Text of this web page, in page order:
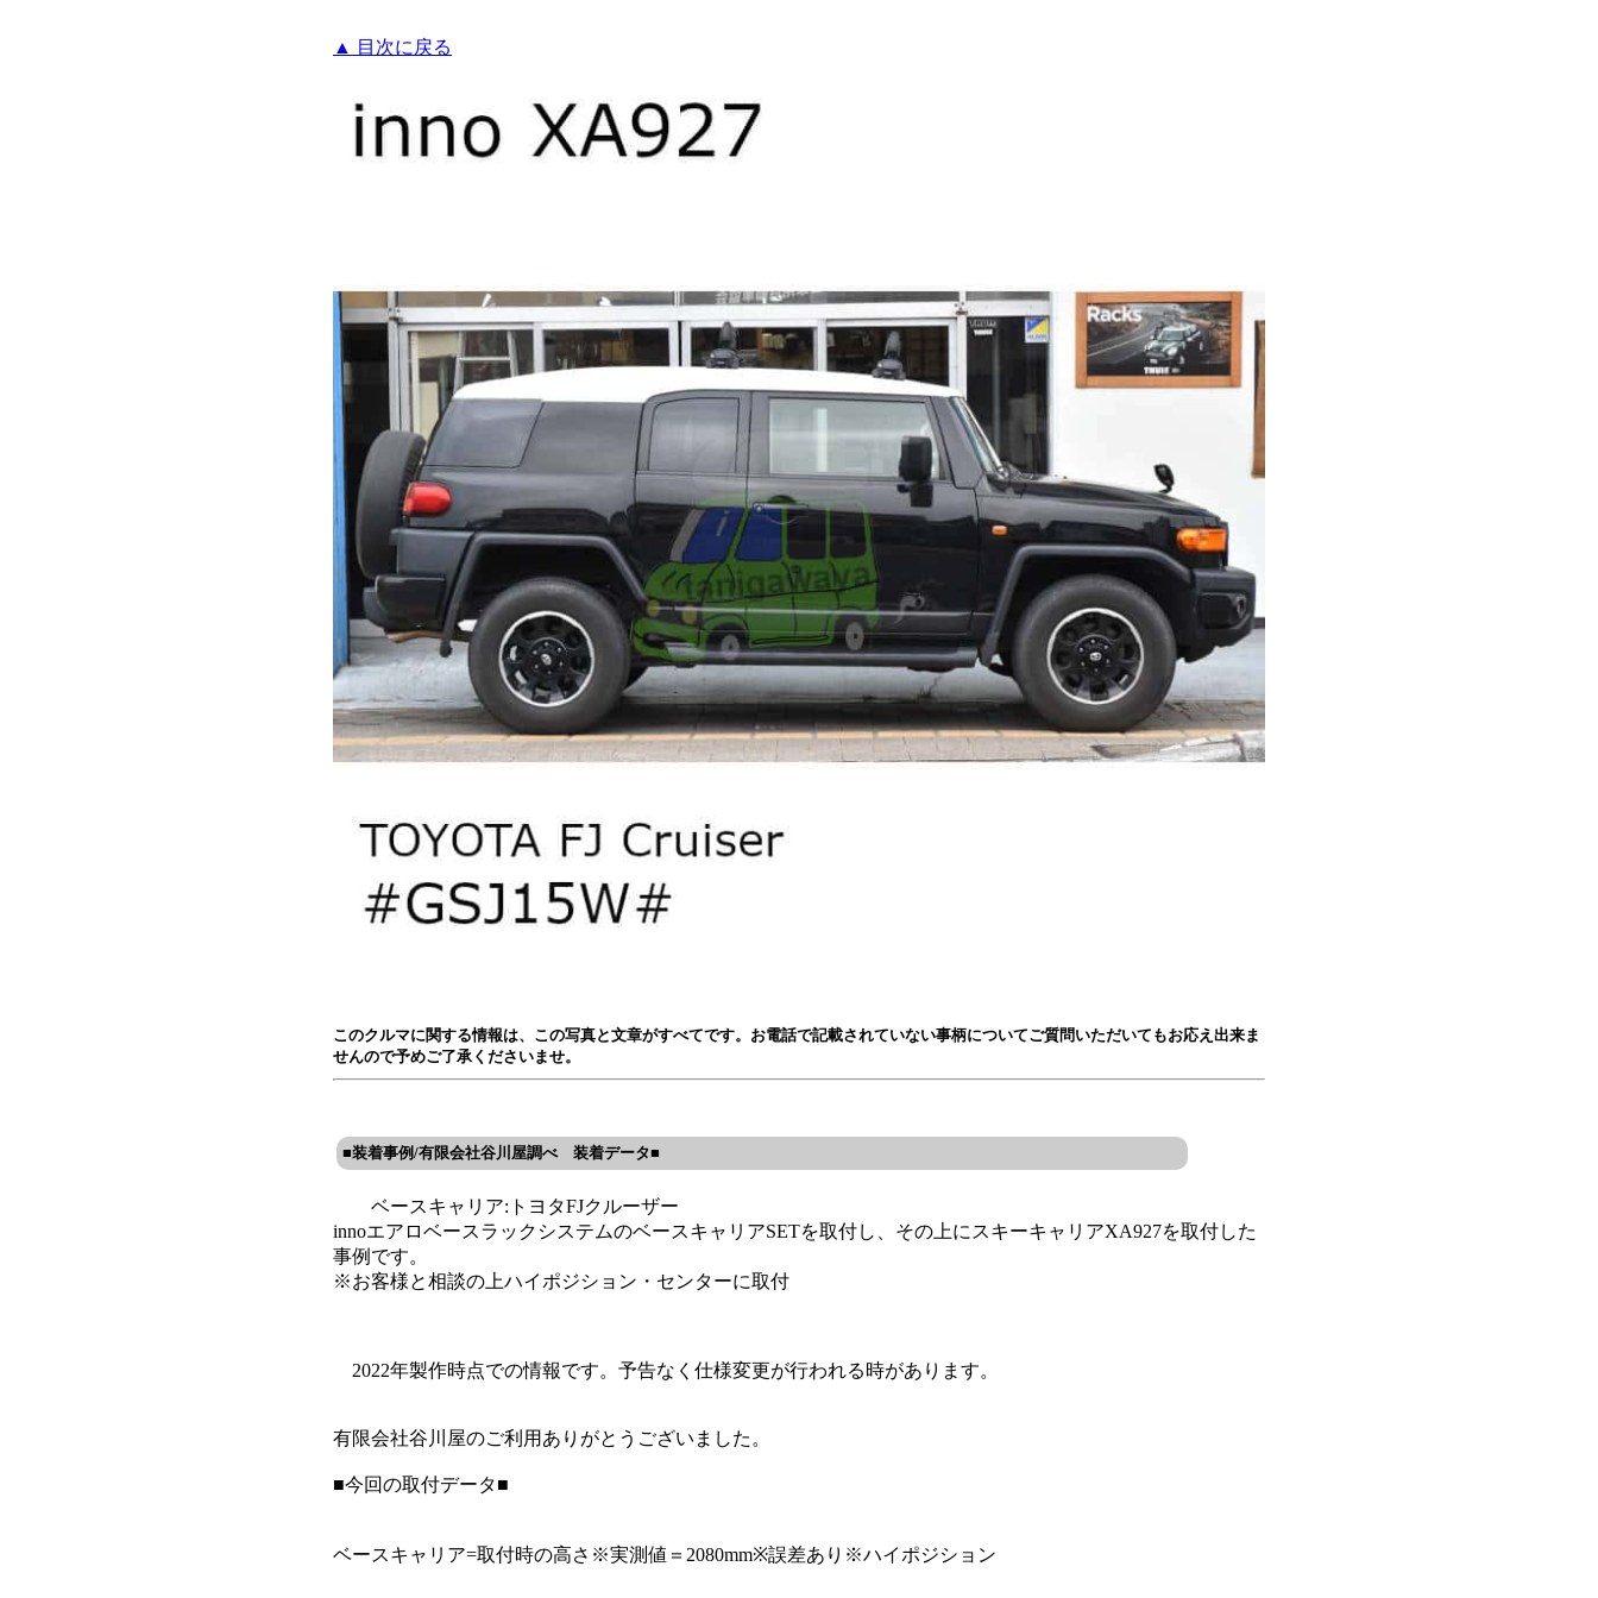
▲ 目次に戻る
このクルマに関する情報は、この写真と文章がすべてです。お電話で記載されていない事柄についてご質問いただいてもお応え出来ま
せんので予めご了承くださいませ。
■装着事例/有限会社谷川屋調べ 装着データ■
ベースキャリア:トヨタFJクルーザー
innoエアロベースラックシステムのベースキャリアSETを取付し、その上にスキーキャリアXA927を取付した
事例です。
※お客様と相談の上ハイポジション・センターに取付
2022年製作時点での情報です。予告なく仕様変更が行われる時があります。
有限会社谷川屋のご利用ありがとうございました。
■今回の取付データ■
ベースキャリア=取付時の高さ※実測値＝2080mm※誤差あり※ハイポジション